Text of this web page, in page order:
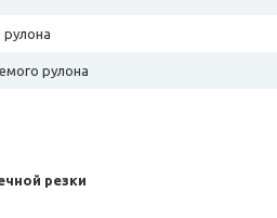
рулона
резки